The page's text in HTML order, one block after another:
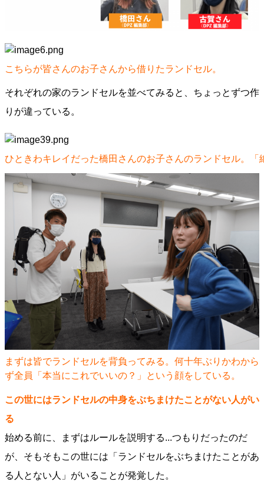
こちらが皆さんのお子さんから借りたランドセル。
​​それぞれの家のランドセルを並べてみると、ちょっとずつ作
りが違っている。
ひときわキレイだった橋田さんのお子さんのランドセル。
まずは皆でランドセルを背負ってみる。何十年ぶりかわから
ず全員「本当にこれでいいの？」という顔をしている。
この世にはランドセルの中身をぶちまけたことがない人がい
る
始める前に、まずはルールを説明する...つもりだったのだ
が、そもそもこの世には「ランドセルをぶちまけたことがあ
る人とない人」がいることが発覚した。